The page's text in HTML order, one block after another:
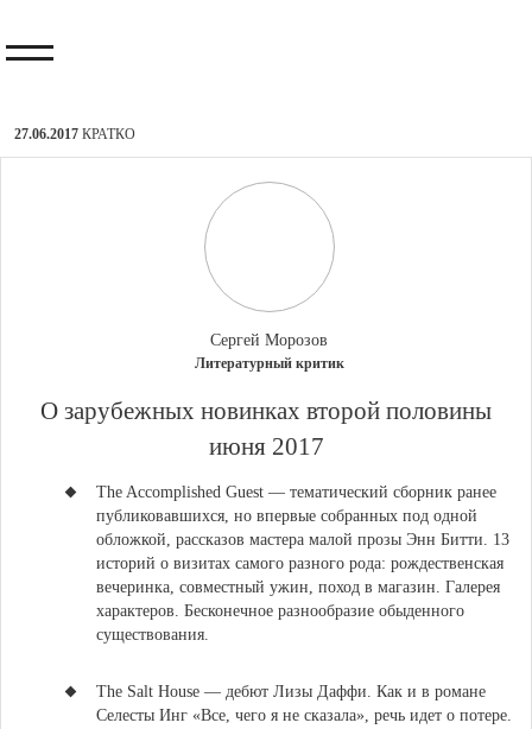
27.06.2017 КРАТКО
Сергей Морозов
Литературный критик
​О зарубежных новинках второй половины
июня 2017
The Accomplished Guest — тематический сборник ранее
публиковавшихся, но впервые собранных под одной
обложкой, рассказов мастера малой прозы Энн Битти. 13
историй о визитах самого разного рода: рождественская
вечеринка, совместный ужин, поход в магазин. Галерея
характеров. Бесконечное разнообразие обыденного
существования.
The Salt House — дебют Лизы Даффи. Как и в романе
Селесты Инг «Все, чего я не сказала», речь идет о потере.